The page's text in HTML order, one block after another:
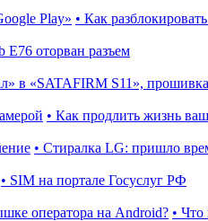
Play» • Как
E76 оторван разъем
в «SATAFIRM S11», прошивка
• Как продлить жизнь
• Стиралка LG: пришло
• SIM на портале Госуслуг РФ
оператора на Android? •